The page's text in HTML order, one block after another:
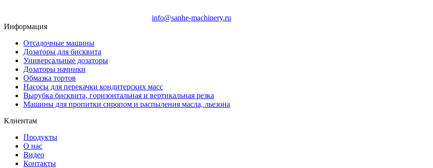
info@sanhe-machinery.ru
Информация
Отсадочные машины
Дозаторы для бисквита
Универсальные дозаторы
Дозаторы начинки
Обмазка тортов
Насосы для перекачки кондитерских масс
Вырубка бисквита, горизонтальная и вертикальная резка
Машины для пропитки сиропом и распыления масла, льезона
Клиентам
Продукты
О нас
Видео
Контакты